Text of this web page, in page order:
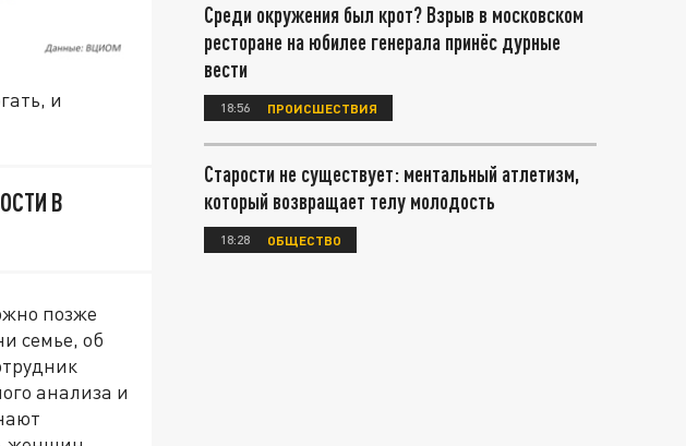
и
В
позже
семье, об
анализа и
Среди окружения был крот? Взрыв в московском
ресторане на юбилее генерала принёс дурные
вести
18:56 ПРОИСШЕСТВИЯ
Старости не существует: ментальный атлетизм,
который возвращает телу молодость
18:28 ОБЩЕСТВО